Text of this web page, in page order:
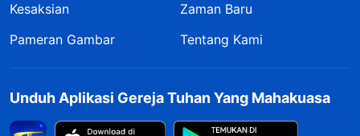
Kesaksian
Zaman Baru
Pameran Gambar
Tentang Kami
Unduh Aplikasi Gereja Tuhan Yang Mahakuasa